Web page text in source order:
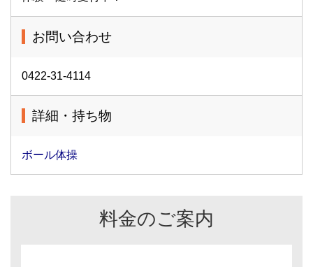
お問い合わせ
0422-31-4114
詳細・持ち物
ボール体操
料金のご案内